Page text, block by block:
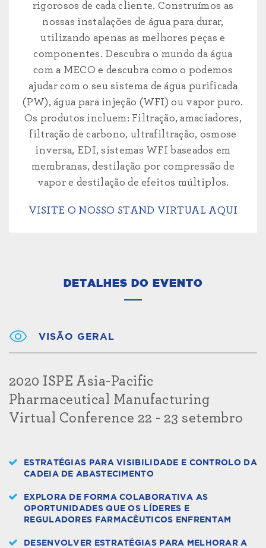
rigorosos de cada cliente. Construímos as
nossas instalações de água para durar,
utilizando apenas as melhores peças e
componentes. Descubra o mundo da água
com a MECO e descubra como o podemos
ajudar com o seu sistema de água purificada
(PW), água para injeção (WFI) ou vapor puro.
Os produtos incluem: Filtração, amaciadores,
filtração de carbono, ultrafiltração, osmose
inversa, EDI, sistemas WFI baseados em
membranas, destilação por compressão de
vapor e destilação de efeitos múltiplos.
VISITE O NOSSO STAND VIRTUAL AQUI
DETALHES DO EVENTO
VISÃO GERAL
2020 ISPE Asia-Pacific
Pharmaceutical Manufacturing
Virtual Conference 22 - 23 setembro
ESTRATÉGIAS PARA VISIBILIDADE E CONTROLO DA
CADEIA DE ABASTECIMENTO
EXPLORA DE FORMA COLABORATIVA AS
OPORTUNIDADES QUE OS LÍDERES E
REGULADORES FARMACÊUTICOS ENFRENTAM
DESENVOLVER ESTRATÉGIAS PARA MELHORAR A